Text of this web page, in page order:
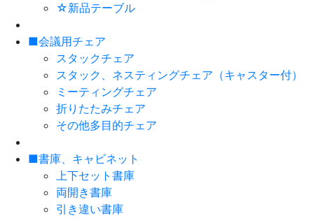
☆新品テーブル
■会議用チェア
スタックチェア
スタック、ネスティングチェア（キャスター付）
ミーティングチェア
折りたたみチェア
その他多目的チェア
■書庫、キャビネット
上下セット書庫
両開き書庫
引き違い書庫